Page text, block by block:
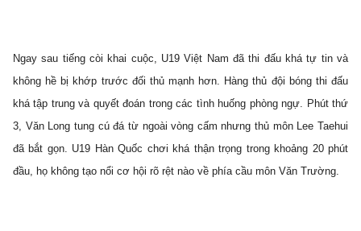
Ngay sau tiếng còi khai cuộc, U19 Việt Nam đã thi đấu khá tự tin và
không hề bị khớp trước đối thủ mạnh hơn. Hàng thủ đội bóng thi đấu
khá tập trung và quyết đoán trong các tình huống phòng ngự. Phút thứ
3, Văn Long tung cú đá từ ngoài vòng cấm nhưng thủ môn Lee Taehui
đã bắt gọn. U19 Hàn Quốc chơi khá thận trọng trong khoảng 20 phút
đầu, họ không tạo nổi cơ hội rõ rệt nào về phía cầu môn Văn Trường.